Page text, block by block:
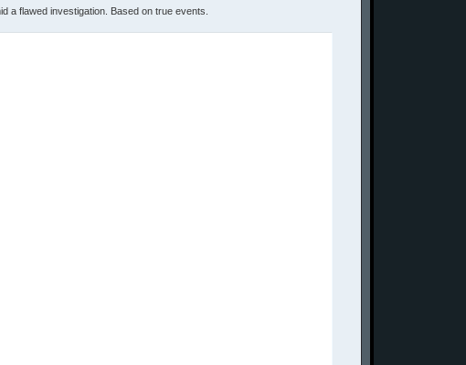
a flawed investigation. Based on true events.